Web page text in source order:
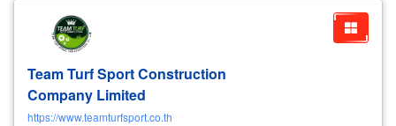
Team Turf Sport Construction
Company Limited
https://www.teamturfsport.co.th